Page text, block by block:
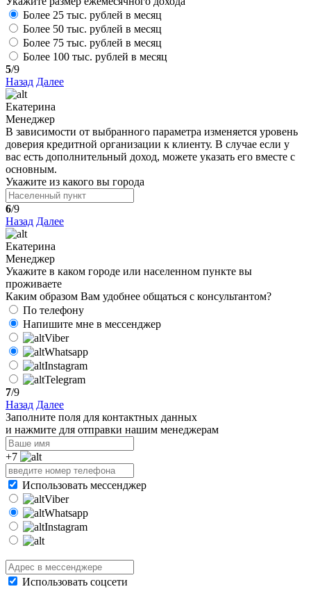
Более 25 тыс. рублей в месяц
Более 50 тыс. рублей в месяц
Более 75 тыс. рублей в месяц
Более 100 тыс. рублей в месяц
5/9
Назад Далее
Екатерина
Менеджер
В зависимости от выбранного параметра изменяется уровень
доверия кредитной организации к клиенту. В случае если у
вас есть дополнительный доход, можете указать его вместе с
основным.
Укажите из какого вы города
6/9
Назад Далее
Екатерина
Менеджер
Укажите в каком городе или населенном пункте вы
проживаете
Каким образом Вам удобнее общаться с консультантом?
По телефону
Напишите мне в мессенджер
Viber
Whatsapp
Instagram
Telegram
7/9
Назад Далее
Заполните поля для контактных данных
и нажмите для отправки нашим менеджерам
+7
Использовать мессенджер
Viber
Whatsapp
Instagram
Использовать соцсети